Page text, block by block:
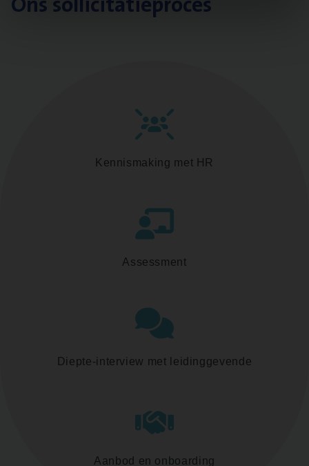
Kennismaking met HR
Assessment
Diepte-interview met leidinggevende
Aanbod en onboarding